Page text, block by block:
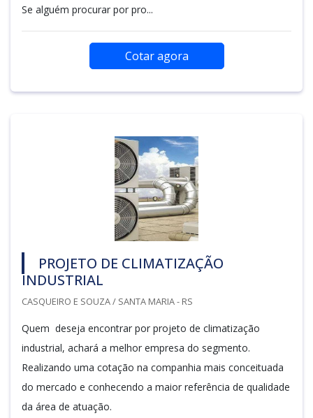
Se alguém procurar por pro...
Cotar agora
PROJETO DE CLIMATIZAÇÃO
INDUSTRIAL
CASQUEIRO E SOUZA / SANTA MARIA - RS
Quem deseja encontrar por projeto de climatização
industrial, achará a melhor empresa do segmento.
Realizando uma cotação na companhia mais conceituada
do mercado e conhecendo a maior referência de qualidade
da área de atuação.